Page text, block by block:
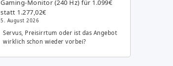
Gaming-Monitor (240 Hz) für 1.099€
statt 1.277,02€
5. August 2026
Servus, Preisirrtum oder ist das Angebot
wirklich schon wieder vorbei?